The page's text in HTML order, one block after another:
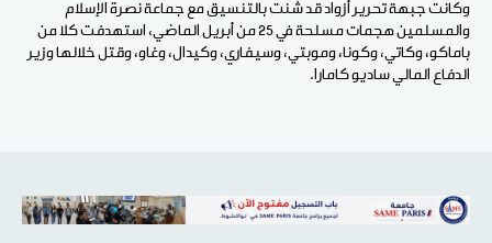
وكانت جبهة تحرير أزواد قد شنت بالتنسيق مع جماعة نصرة الإسلام
والمسلمين هجمات مسلحة في 25 من أبريل الماضي، استهدفت كلا من
باماكو، وكاتي، وكونا، وموبتي، وسيفاري، وكيدال، وغاو، وقتل خلالها وزير
الدفاع المالي ساديو كامارا.